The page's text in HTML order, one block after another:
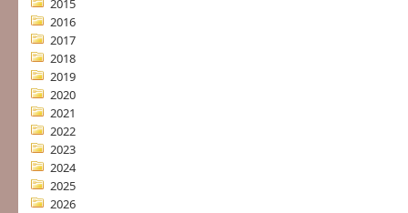
2015
2016
2017
2018
2019
2020
2021
2022
2023
2024
2025
2026